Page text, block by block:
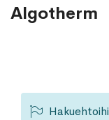
Algotherm